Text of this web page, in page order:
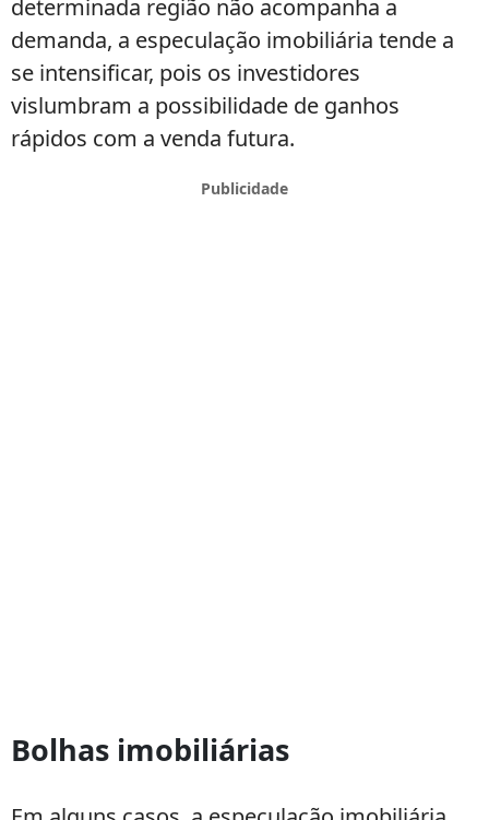
determinada região não acompanha a
demanda, a especulação imobiliária tende a
se intensificar, pois os investidores
vislumbram a possibilidade de ganhos
rápidos com a venda futura.
Bolhas imobiliárias